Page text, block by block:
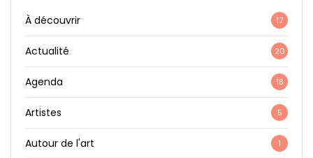
À découvrir 17
Actualité 20
Agenda 18
Artistes 5
Autour de l'art 1